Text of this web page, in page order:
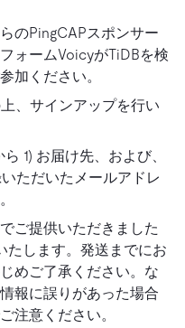
のPingCAPスポンサー
ォームVoicyがTiDBを検
加ください。
、サインアップを行い
ら 1) お届け先、および、
ただいたメールアドレ
ご提供いただきました
たします。発送までにお
めご了承ください。な
報に誤りがあった場合
注意ください。